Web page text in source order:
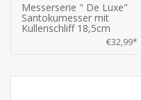
Messerserie " De Luxe"
Santokumesser mit
Kullenschliff 18,5cm
€32,99*